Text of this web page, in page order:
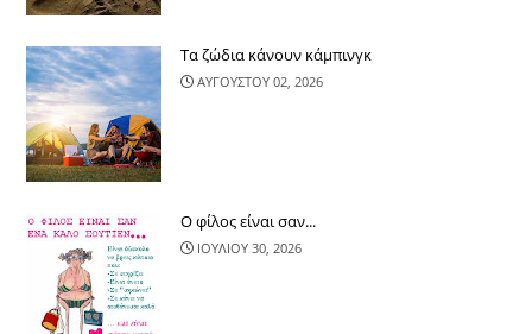
Τα ζώδια κάνουν κάμπινγκ
ΑΥΓΟΥΣΤΟΥ 02, 2026
Ο φίλος είναι σαν...
ΙΟΥΛΙΟΥ 30, 2026